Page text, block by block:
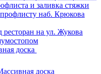
и заливка стяжки
наб. Крюкова
ресторан на ул. Жукова
доска
доска